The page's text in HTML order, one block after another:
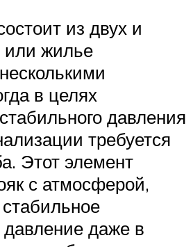
из двух и
или жилье
в целях
давления
требуется
Этот элемент
с атмосферой,
даже в